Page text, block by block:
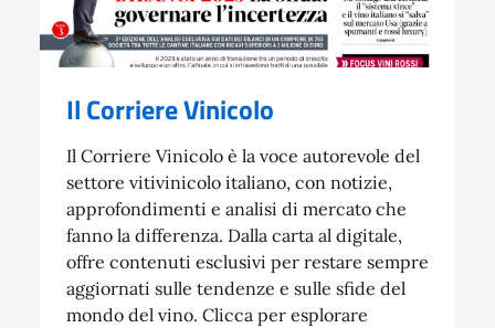
Il Corriere Vinicolo
Il Corriere Vinicolo è la voce autorevole del
settore vitivinicolo italiano, con notizie,
approfondimenti e analisi di mercato che
fanno la differenza. Dalla carta al digitale,
offre contenuti esclusivi per restare sempre
aggiornati sulle tendenze e sulle sfide del
mondo del vino. Clicca per esplorare